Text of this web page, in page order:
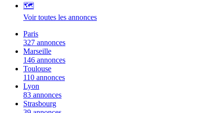
🗺️
Voir toutes les annonces
Paris
327 annonces
Marseille
146 annonces
Toulouse
110 annonces
Lyon
83 annonces
Strasbourg